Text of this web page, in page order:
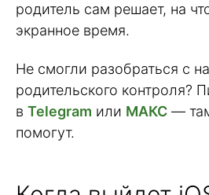
родитель сам решает, на
экранное время.
Не смогли разобраться с
родительского контроля?
в Telegram или МАКС —
помогут.